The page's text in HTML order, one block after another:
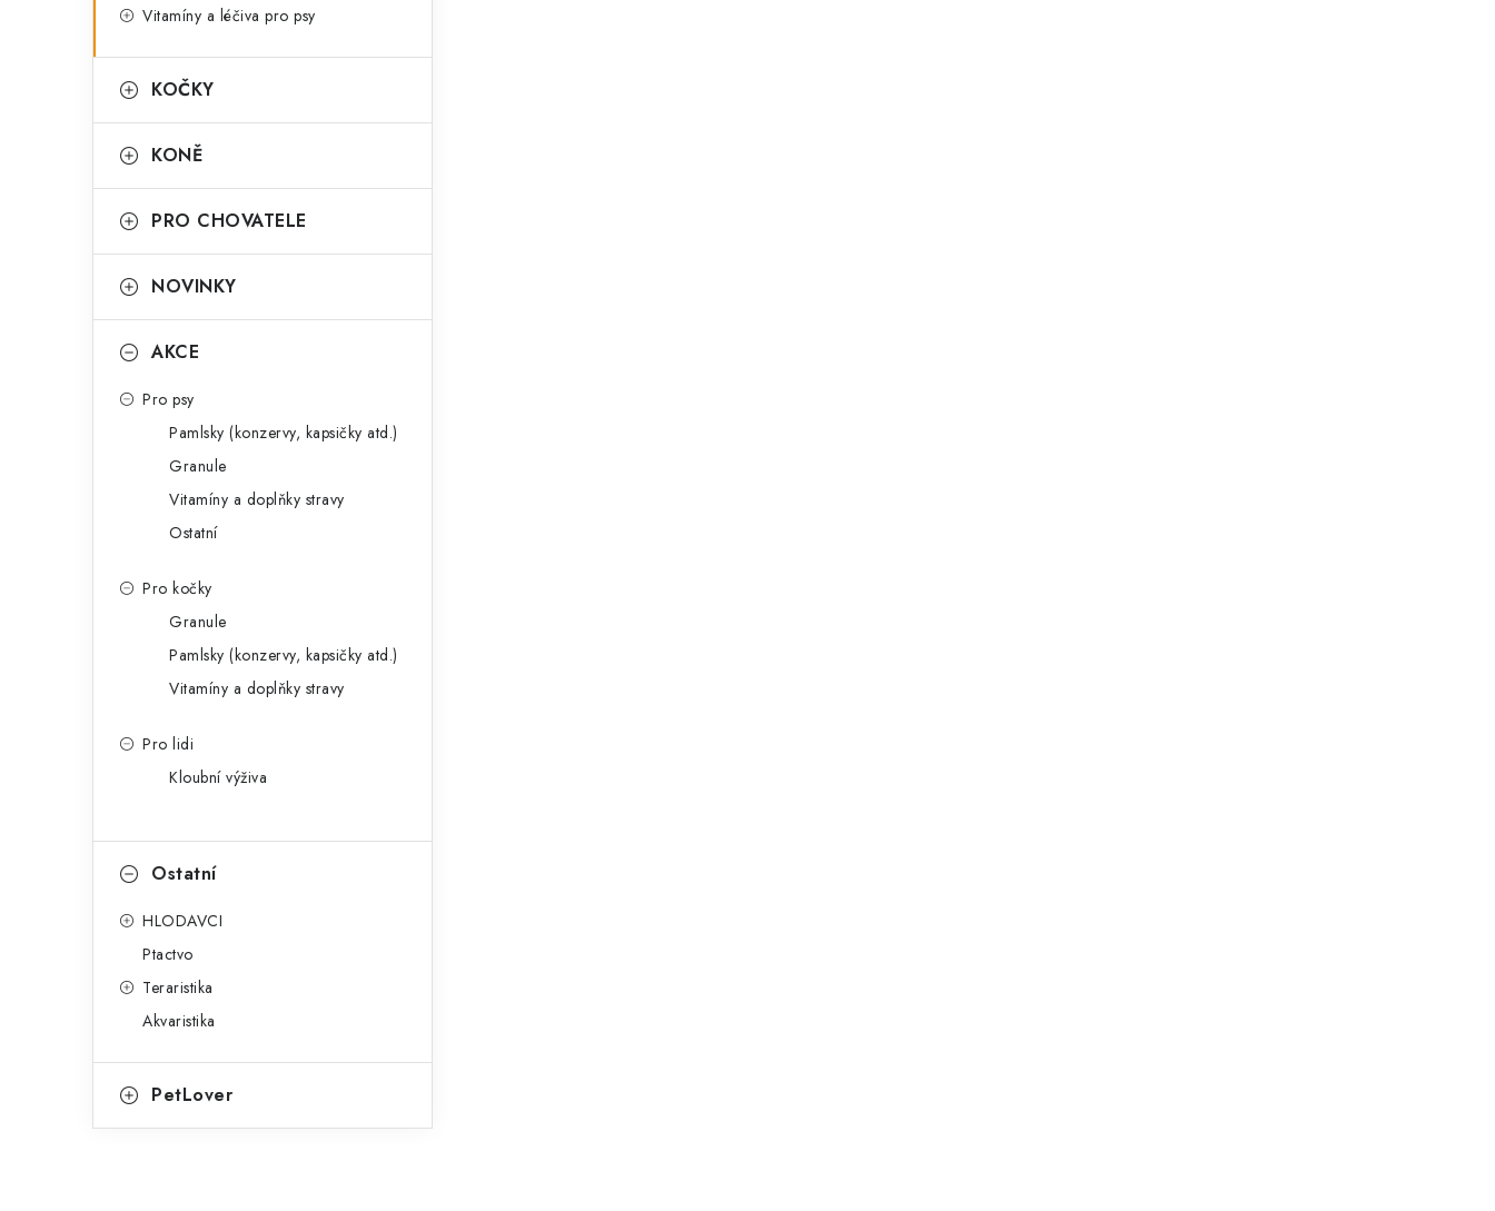
Vitamíny a léčiva pro psy
KOČKY
KONĚ
PRO CHOVATELE
NOVINKY
AKCE
Pro psy
Pamlsky (konzervy, kapsičky atd.)
Granule
Vitamíny a doplňky stravy
Ostatní
Pro kočky
Granule
Pamlsky (konzervy, kapsičky atd.)
Vitamíny a doplňky stravy
Pro lidi
Kloubní výživa
Ostatní
HLODAVCI
Ptactvo
Teraristika
Akvaristika
PetLover